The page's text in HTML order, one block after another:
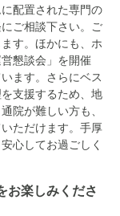
配置された専門の
ご相談下さい。ご
す。ほかにも、ホ
懇談会」を開催
ます。さらにベス
支援するため、地
院が難しい方も、
ただけます。手厚
心してお過ごしく
お楽しみくださ